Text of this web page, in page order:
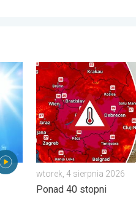
2026 mieszanka. . . piątek,
Ekstremalny upał w
wtorek, 4 sierpnia 2026
Ponad 40 stopni